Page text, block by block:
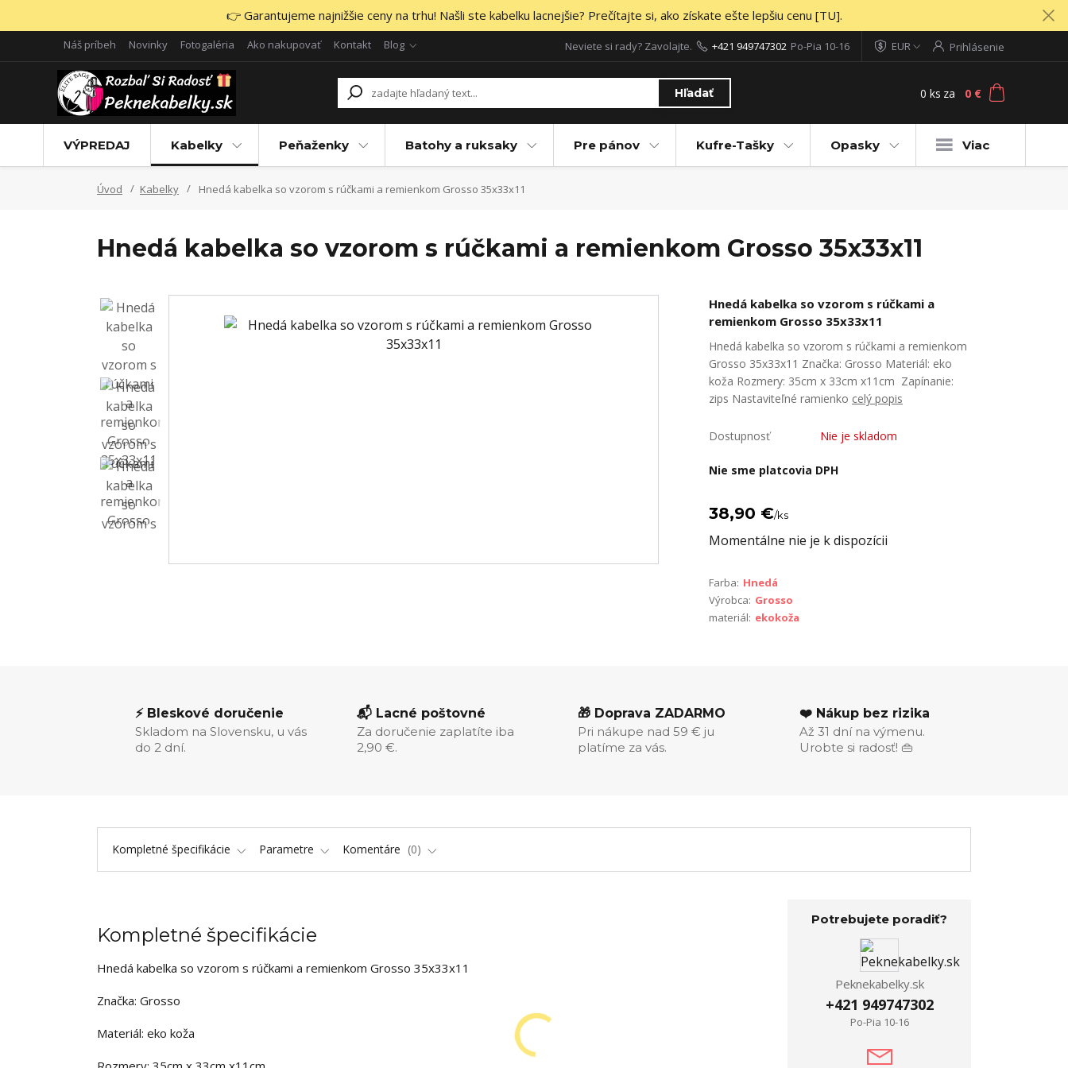
👉 Garantujeme najnižšie ceny na trhu! Našli ste kabelku lacnejšie? Prečítajte si, ako získate ešte lepšiu cenu [TU].
Náš príbeh Novinky Fotogaléria Ako nakupovať Kontakt Blog EUR Prihlásenie
Hľadať
Neviete si rady? Zavolajte. +421 949747302 Po-Pia 10-16
0 ks za 0 €
VÝPREDAJ Kabelky Peňaženky Batohy a ruksaky Pre pánov Kufre-Tašky Opasky Viac
Úvod Kabelky Hnedá kabelka so vzorom s rúčkami a remienkom Grosso 35x33x11
Hnedá kabelka so vzorom s rúčkami a remienkom Grosso 35x33x11
Hnedá kabelka so vzorom s rúčkami a
remienkom Grosso 35x33x11
Hnedá kabelka so vzorom s rúčkami a remienkom
Grosso 35x33x11 Značka: Grosso Materiál: eko
koža Rozmery: 35cm x 33cm x11cm Zapínanie:
zips Nastaviteľné ramienko celý popis
Dostupnosť Nie je skladom
Nie sme platcovia DPH
38,90 €/ks
Momentálne nie je k dispozícii
Farba: Hnedá
Výrobca: Grosso
materiál: ekokoža
⚡ Bleskové doručenie
Skladom na Slovensku, u vás
do 2 dní.
📬 Lacné poštovné
Za doručenie zaplatíte iba
2,90 €.
🎁 Doprava ZADARMO
Pri nákupe nad 59 € ju
platíme za vás.
❤️ Nákup bez rizika
Až 31 dní na výmenu.
Urobte si radosť! 👜
Kompletné špecifikácie Parametre Komentáre 0
Kompletné špecifikácie
Hnedá kabelka so vzorom s rúčkami a remienkom Grosso 35x33x11
Značka: Grosso
Materiál: eko koža
Potrebujete poradiť?
Peknekabelky.sk
+421 949747302
Po-Pia 10-16